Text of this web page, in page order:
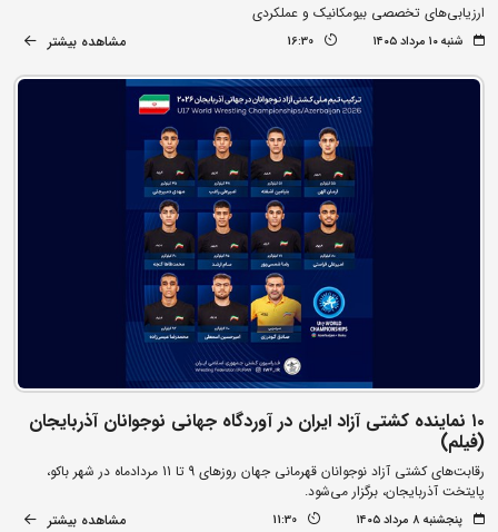
ارزیابی‌های تخصصی بیومکانیک و عملکردی
شنبه ۱۰ مرداد ۱۴۰۵ 16:30 مشاهده بیشتر
۱۰ نماینده کشتی آزاد ایران در آوردگاه جهانی نوجوانان آذربایجان
(فیلم)
رقابت‌های کشتی آزاد نوجوانان قهرمانی جهان روزهای 9 تا 11 مردادماه در شهر باکو،
پایتخت آذربایجان، برگزار می‌شود.
پنجشنبه ۸ مرداد ۱۴۰۵ 11:30 مشاهده بیشتر